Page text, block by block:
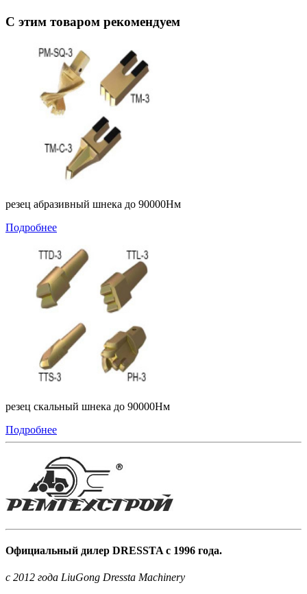
С этим товаром рекомендуем
резец абразивный шнека до 90000Нм
Подробнее
резец скальный шнека до 90000Нм
Подробнее
Официальный дилер DRESSTA с 1996 года.
c 2012 года LiuGong Dressta Machinery